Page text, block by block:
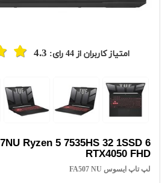
امتیاز کاربران از44 رای: 4.3
Ryzen 5 7535HS 32 1SSD 6
RTX4050 FHD
لپ تاپ ایسوس FA507 NU